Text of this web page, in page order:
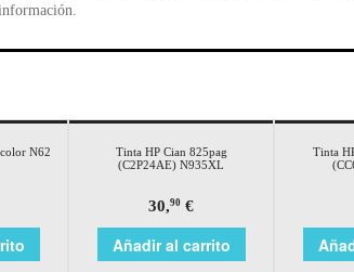
N62
Tinta HP Cian 825pag
(C2P24AE) N935XL
30,90 €
Añadir al carrito
Tinta